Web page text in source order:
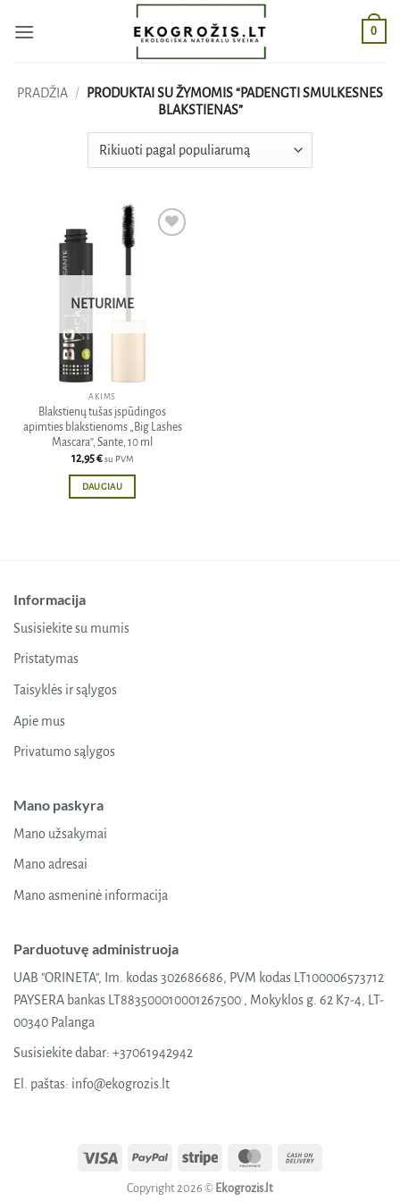
0
PRADŽIA /
PRODUKTAI SU ŽYMOMIS “PADENGTI SMULKESNES
BLAKSTIENAS”
NETURIME
AKIMS
Blakstienų tušas įspūdingos
apimties blakstienoms „Big Lashes
Mascara”, Sante, 10 ml
12,95€ su PVM
DAUGIAU
Informacija
Susisiekite su mumis
Pristatymas
Taisyklės ir sąlygos
Apie mus
Privatumo sąlygos
Mano paskyra
Mano užsakymai
Mano adresai
Mano asmeninė informacija
Parduotuvę administruoja
UAB "ORINETA", Im. kodas 302686686, PVM kodas LT100006573712
PAYSERA bankas LT883500010001267500 , Mokyklos g. 62 K7-4, LT-
00340 Palanga
Susisiekite dabar: +37061942942
El. paštas: info@ekogrozis.lt
Visa PayPal Stripe MasterCard
Copyright 2026 © Ekogrozis.lt